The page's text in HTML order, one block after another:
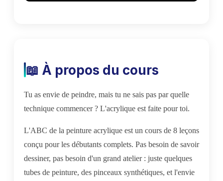
📖 À propos du cours
Tu as envie de peindre, mais tu ne sais pas par quelle
technique commencer ? L'acrylique est faite pour toi.
L'ABC de la peinture acrylique est un cours de 8 leçons
conçu pour les débutants complets. Pas besoin de savoir
dessiner, pas besoin d'un grand atelier : juste quelques
tubes de peinture, des pinceaux synthétiques, et l'envie